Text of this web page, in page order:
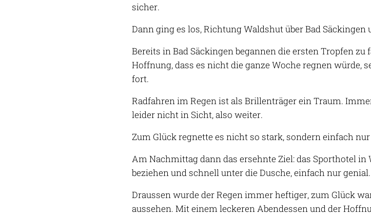
sicher.
Dann ging es los, Richtung Waldshut über Bad Säckingen
Bereits in Bad Säckingen begannen die ersten Tropfen zu
Hoffnung, dass es nicht die ganze Woche regnen würde,
fort.
Radfahren im Regen ist als Brillenträger ein Traum.
leider nicht in Sicht, also weiter.
Zum Glück regnette es nicht so stark, sondern einfach
Am Nachmittag dann das ersehnte Ziel: das Sporthotel
beziehen und schnell unter die Dusche, einfach nur genial.
Draussen wurde der Regen immer heftiger, zum Glück
aussehen. Mit einem leckeren Abendessen und der